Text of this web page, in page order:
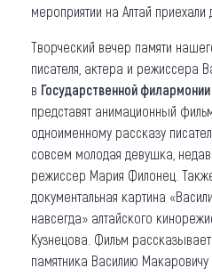
О регионе
Коллекция
Другие рубрики
мероприятии на Алтай
Творческий вечер памяти
писателя, актера и режиссера
в Государственной
представят анимационный
одноименному рассказу
совсем молодая девушка,
режиссер Мария Филонец.
документальная картина
навсегда» алтайского
Кузнецова. Фильм
памятника Василию